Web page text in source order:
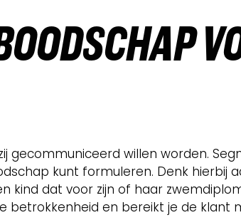
gecommuniceerd willen worden.
kunt formuleren. Denk hierbij
dat voor zijn of haar
betrokkenheid en bereikt je de